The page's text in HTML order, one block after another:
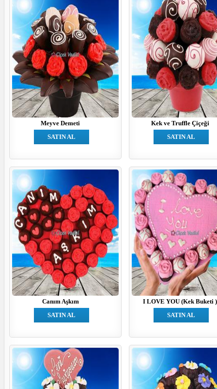
Meyve Demeti
SATIN AL
Kek ve Truffle Çiçeği
SATIN AL
Canım Aşkım
SATIN AL
I LOVE YOU (Kek Buketi )
SATIN AL